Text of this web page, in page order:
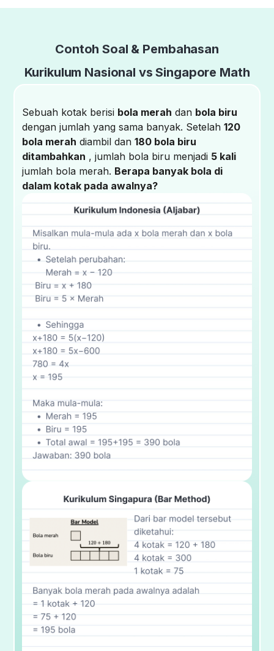
Contoh Soal & Pembahasan
Kurikulum Nasional vs Singapore Math
Sebuah kotak berisi bola merah dan bola biru
dengan jumlah yang sama banyak. Setelah120
bola merah diambil dan180 bola biru
ditambahkan , jumlah bola biru menjadi 5 kali
jumlah bola merah. Berapa banyak bola di
dalam kotak pada awalnya?